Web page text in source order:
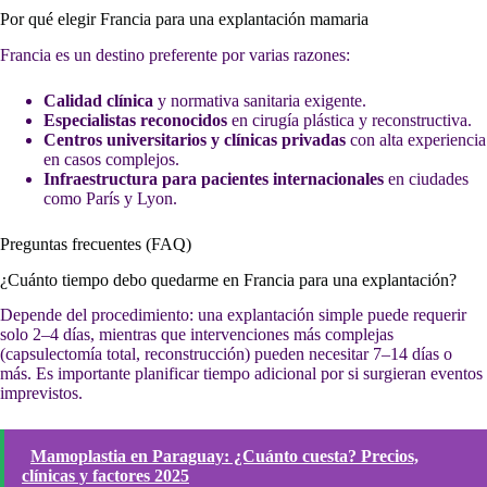
Por qué elegir Francia para una explantación mamaria
Francia es un destino preferente por varias razones:
Calidad clínica y normativa sanitaria exigente.
Especialistas reconocidos en cirugía plástica y reconstructiva.
Centros universitarios y clínicas privadas con alta experiencia
en casos complejos.
Infraestructura para pacientes internacionales en ciudades
como París y Lyon.
Preguntas frecuentes (FAQ)
¿Cuánto tiempo debo quedarme en Francia para una explantación?
Depende del procedimiento: una explantación simple puede requerir
solo 2–4 días, mientras que intervenciones más complejas
(capsulectomía total, reconstrucción) pueden necesitar 7–14 días o
más. Es importante planificar tiempo adicional por si surgieran eventos
imprevistos.
Mamoplastia en Paraguay: ¿Cuánto cuesta? Precios,
clínicas y factores 2025